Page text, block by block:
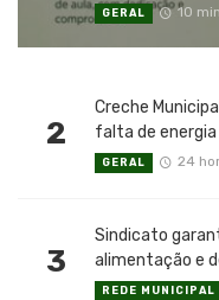
GERAL 10
2
Creche
falta de
GERAL 24
3
Sindicato
alimentação e
REDE MUNICIPAL